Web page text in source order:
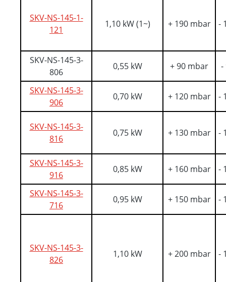
SKV-NS-145-1-
121
1,10 kW (1~) + 190 mbar -
SKV-NS-145-3-
806
0,55 kW + 90 mbar -
SKV-NS-145-3-
906
0,70 kW + 120 mbar -
SKV-NS-145-3-
816
0,75 kW + 130 mbar -
SKV-NS-145-3-
916
0,85 kW + 160 mbar -
SKV-NS-145-3-
716
0,95 kW + 150 mbar -
SKV-NS-145-3-
826
1,10 kW + 200 mbar -